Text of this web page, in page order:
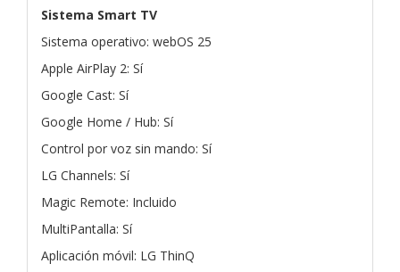
Sistema Smart TV
Sistema operativo: webOS 25
Apple AirPlay 2: Sí
Google Cast: Sí
Google Home / Hub: Sí
Control por voz sin mando: Sí
LG Channels: Sí
Magic Remote: Incluido
MultiPantalla: Sí
Aplicación móvil: LG ThinQ